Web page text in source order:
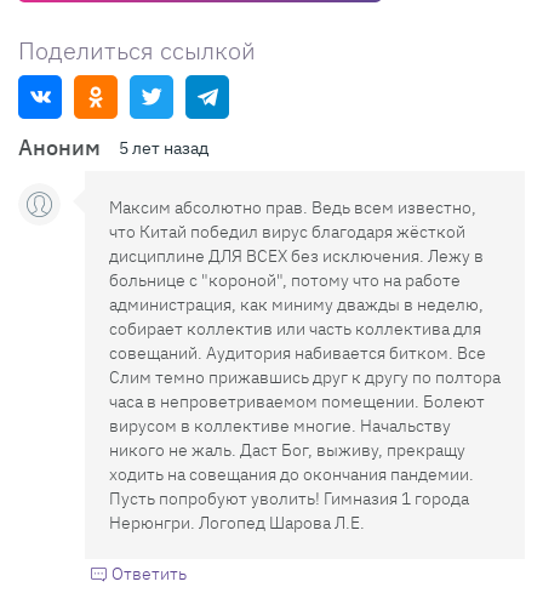
Поделиться ссылкой
Аноним 5 лет назад
Максим абсолютно прав. Ведь всем известно,
что Китай победил вирус благодаря жёсткой
дисциплине ДЛЯ ВСЕХ без исключения. Лежу в
больнице с "короной", потому что на работе
администрация, как миниму дважды в неделю,
собирает коллектив или часть коллектива для
совещаний. Аудитория набивается битком. Все
Слим темно прижавшись друг к другу по полтора
часа в непроветриваемом помещении. Болеют
вирусом в коллективе многие. Начальству
никого не жаль. Даст Бог, выживу, прекращу
ходить на совещания до окончания пандемии.
Пусть попробуют уволить! Гимназия 1 города
Нерюнгри. Логопед Шарова Л.Е.
Ответить